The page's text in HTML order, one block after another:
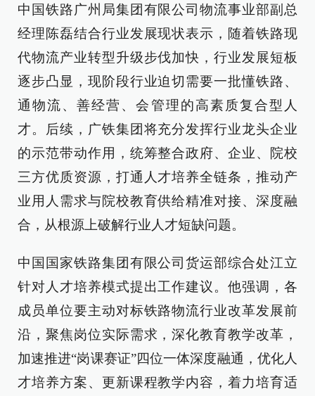
中国铁路广州局集团有限公司物流事业部副总
经理陈磊结合行业发展现状表示，随着铁路现
代物流产业转型升级步伐加快，行业发展短板
逐步凸显，现阶段行业迫切需要一批懂铁路、
通物流、善经营、会管理的高素质复合型人
才。后续，广铁集团将充分发挥行业龙头企业
的示范带动作用，统筹整合政府、企业、院校
三方优质资源，打通人才培养全链条，推动产
业用人需求与院校教育供给精准对接、深度融
合，从根源上破解行业人才短缺问题。
中国国家铁路集团有限公司货运部综合处江立
针对人才培养模式提出工作建议。他强调，各
成员单位要主动对标铁路物流行业改革发展前
沿，聚焦岗位实际需求，深化教育教学改革，
加速推进“岗课赛证”四位一体深度融通，优化人
才培养方案、更新课程教学内容，着力培育适